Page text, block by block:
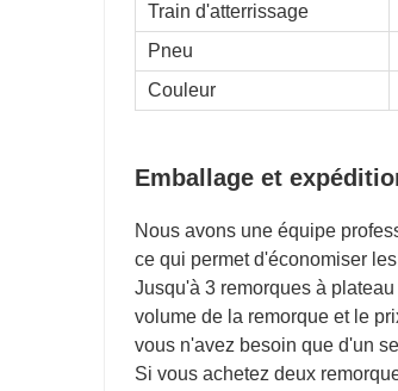
Train d'atterrissage
Pneu
Couleur
Emballage et
Nous avons une équipe
ce qui permet d'économiser
Jusqu'à 3 remorques à
volume de la remorque et le
vous n'avez besoin que d'un
Si vous achetez deux